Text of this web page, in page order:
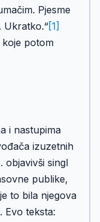
Pjesme
Ukratko.“[1]
koje potom
i nastupima
izuzetnih
objavivši singl
publike,
to bila njegova
Evo teksta: